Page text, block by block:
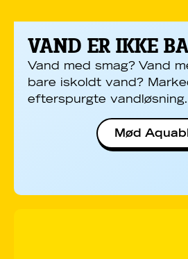
VAND ER IKKE
Vand med smag? Vand
bare iskoldt vand?
efterspurgte vandløsning.
Mød